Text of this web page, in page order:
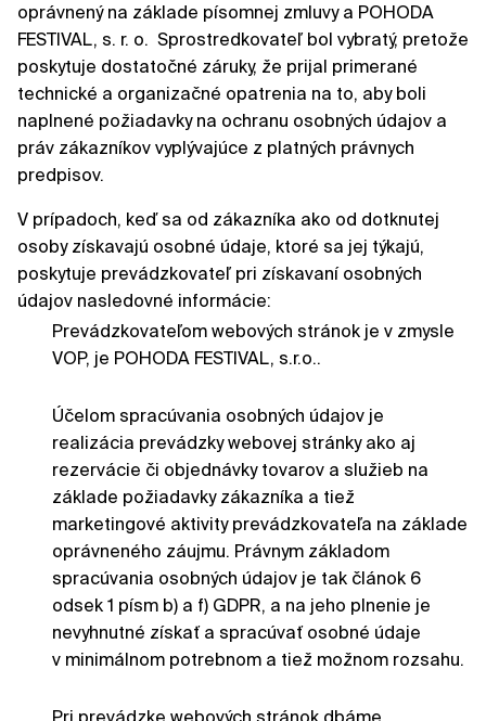
oprávnený na základe písomnej zmluvy a POHODA
FESTIVAL, s. r. o. Sprostredkovateľ bol vybratý, pretože
poskytuje dostatočné záruky, že prijal primerané
technické a organizačné opatrenia na to, aby boli
naplnené požiadavky na ochranu osobných údajov a
práv zákazníkov vyplývajúce z platných právnych
predpisov.
V prípadoch, keď sa od zákazníka ako od dotknutej
osoby získavajú osobné údaje, ktoré sa jej týkajú,
poskytuje prevádzkovateľ pri získavaní osobných
údajov nasledovné informácie:
Prevádzkovateľom webových stránok je v zmysle
VOP, je POHODA FESTIVAL, s.r.o..
Účelom spracúvania osobných údajov je
realizácia prevádzky webovej stránky ako aj
rezervácie či objednávky tovarov a služieb na
základe požiadavky zákazníka a tiež
marketingové aktivity prevádzkovateľa na základe
oprávneného záujmu. Právnym základom
spracúvania osobných údajov je tak článok 6
odsek 1 písm b) a f) GDPR, a na jeho plnenie je
nevyhnutné získať a spracúvať osobné údaje
v minimálnom potrebnom a tiež možnom rozsahu.